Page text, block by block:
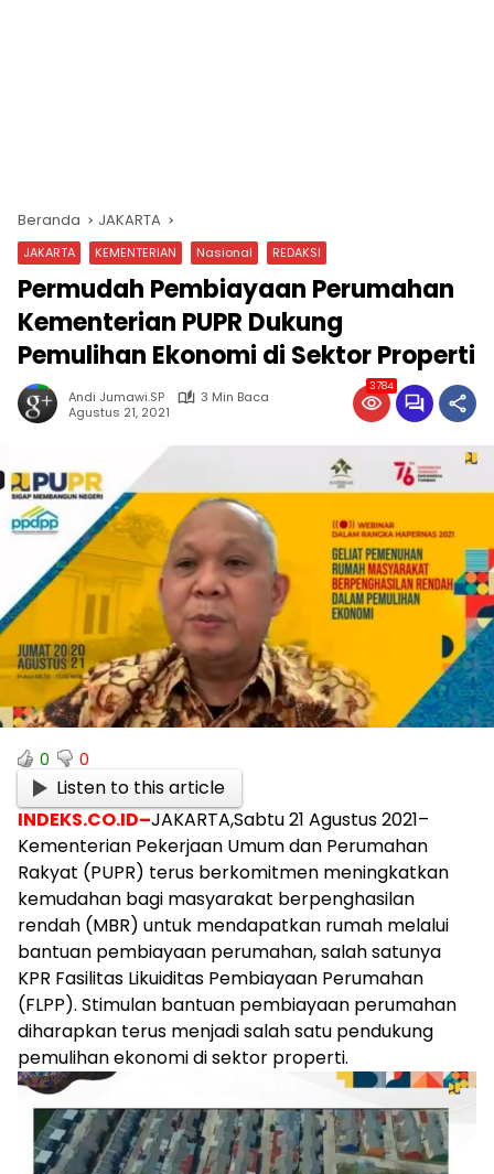
Beranda JAKARTA
JAKARTA KEMENTERIAN Nasional REDAKSI
Permudah Pembiayaan Perumahan
Kementerian PUPR Dukung
Pemulihan Ekonomi di Sektor Properti
Andi Jumawi.SP
3 Min Baca
Agustus 21, 2021
3784
0 0
Listen to this article
INDEKS.CO.ID–JAKARTA,Sabtu 21 Agustus 2021–
Kementerian Pekerjaan Umum dan Perumahan
Rakyat (PUPR) terus berkomitmen meningkatkan
kemudahan bagi masyarakat berpenghasilan
rendah (MBR) untuk mendapatkan rumah melalui
bantuan pembiayaan perumahan, salah satunya
KPR Fasilitas Likuiditas Pembiayaan Perumahan
(FLPP). Stimulan bantuan pembiayaan perumahan
diharapkan terus menjadi salah satu pendukung
pemulihan ekonomi di sektor properti.